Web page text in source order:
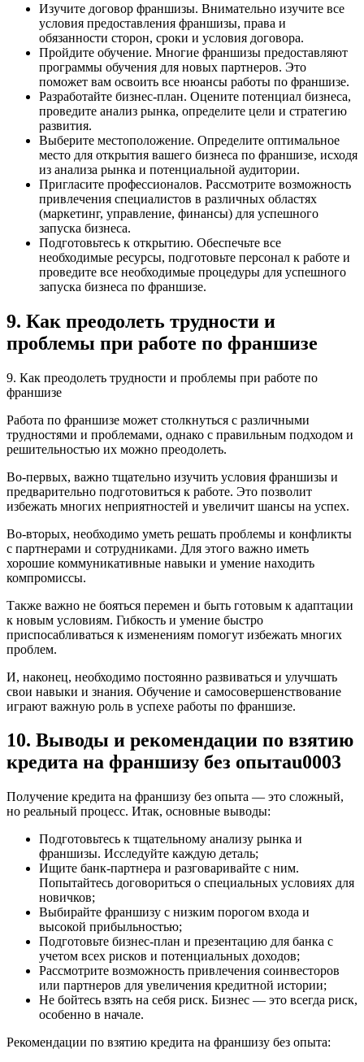
Изучите договор франшизы. Внимательно изучите все
условия предоставления франшизы, права и
обязанности сторон, сроки и условия договора.
Пройдите обучение. Многие франшизы предоставляют
программы обучения для новых партнеров. Это
поможет вам освоить все нюансы работы по франшизе.
Разработайте бизнес-план. Оцените потенциал бизнеса,
проведите анализ рынка, определите цели и стратегию
развития.
Выберите местоположение. Определите оптимальное
место для открытия вашего бизнеса по франшизе, исходя
из анализа рынка и потенциальной аудитории.
Пригласите профессионалов. Рассмотрите возможность
привлечения специалистов в различных областях
(маркетинг, управление, финансы) для успешного
запуска бизнеса.
Подготовьтесь к открытию. Обеспечьте все
необходимые ресурсы, подготовьте персонал к работе и
проведите все необходимые процедуры для успешного
запуска бизнеса по франшизе.
9. Как преодолеть трудности и
проблемы при работе по франшизе
9. Как преодолеть трудности и проблемы при работе по
франшизе
Работа по франшизе может столкнуться с различными
трудностями и проблемами, однако с правильным подходом и
решительностью их можно преодолеть.
Во-первых, важно тщательно изучить условия франшизы и
предварительно подготовиться к работе. Это позволит
избежать многих неприятностей и увеличит шансы на успех.
Во-вторых, необходимо уметь решать проблемы и конфликты
с партнерами и сотрудниками. Для этого важно иметь
хорошие коммуникативные навыки и умение находить
компромиссы.
Также важно не бояться перемен и быть готовым к адаптации
к новым условиям. Гибкость и умение быстро
приспосабливаться к изменениям помогут избежать многих
проблем.
И, наконец, необходимо постоянно развиваться и улучшать
свои навыки и знания. Обучение и самосовершенствование
играют важную роль в успехе работы по франшизе.
10. Выводы и рекомендации по взятию
кредита на франшизу без опытаu0003
Получение кредита на франшизу без опыта — это сложный,
но реальный процесс. Итак, основные выводы:
Подготовьтесь к тщательному анализу рынка и
франшизы. Исследуйте каждую деталь;
Ищите банк-партнера и разговаривайте с ним.
Попытайтесь договориться о специальных условиях для
новичков;
Выбирайте франшизу с низким порогом входа и
высокой прибыльностью;
Подготовьте бизнес-план и презентацию для банка с
учетом всех рисков и потенциальных доходов;
Рассмотрите возможность привлечения соинвесторов
или партнеров для увеличения кредитной истории;
Не бойтесь взять на себя риск. Бизнес — это всегда риск,
особенно в начале.
Рекомендации по взятию кредита на франшизу без опыта: